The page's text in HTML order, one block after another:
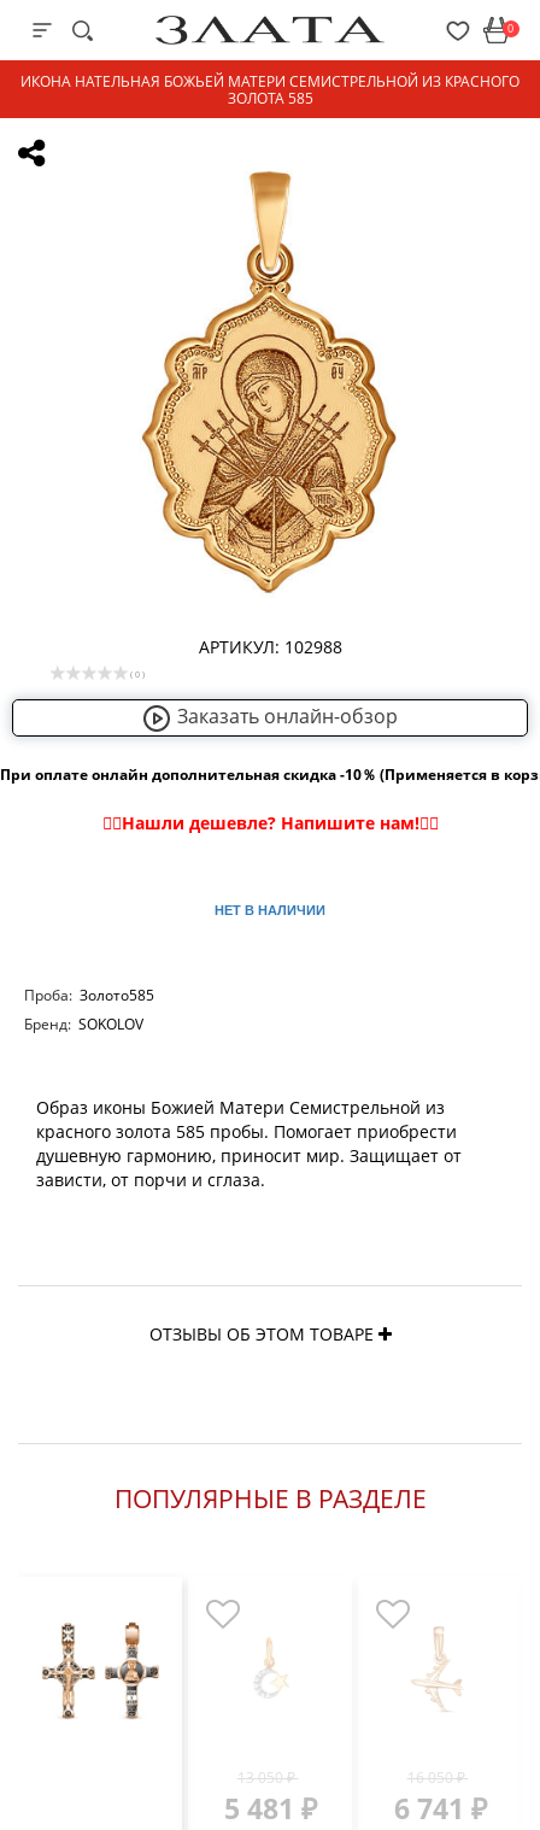
0
ИКОНА НАТЕЛЬНАЯ БОЖЬЕЙ МАТЕРИ СЕМИСТРЕЛЬНОЙ ИЗ КРАСНОГО
ЗОЛОТА 585
АРТИКУЛ: 102988
( 0 )
Заказать онлайн-обзор
При оплате онлайн дополнительная скидка -10％ (Применяется в
НЕТ В НАЛИЧИИ
Проба: Золото585
Бренд: SOKOLOV
Образ иконы Божией Матери Семистрельной из
красного золота 585 пробы. Помогает приобрести
душевную гармонию, приносит мир. Защищает от
зависти, от порчи и сглаза.
ОТЗЫВЫ ОБ ЭТОМ ТОВАРЕ
ПОПУЛЯРНЫЕ В РАЗДЕЛЕ
13 050 ₽
5 481 ₽
16 050 ₽
6 741 ₽